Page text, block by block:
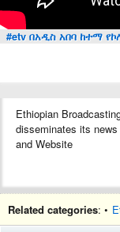
#etv በአዲስ አበባ ከተማ
Ethiopian
disseminates its
and Website
Related categories: •